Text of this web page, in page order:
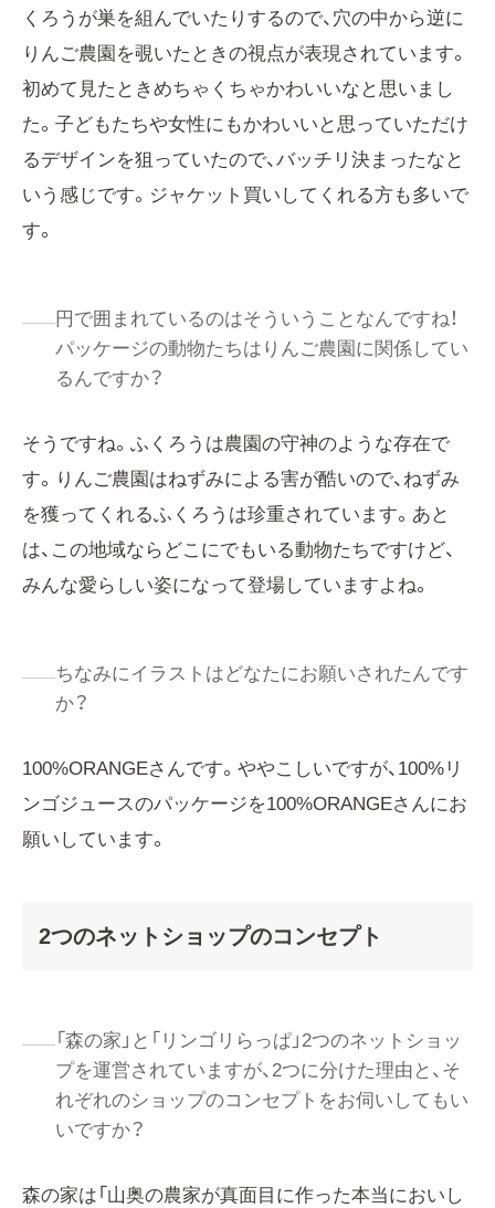
くろうが巣を組んでいたりするので、穴の中から逆に
りんご農園を覗いたときの視点が表現されています。
初めて見たときめちゃくちゃかわいいなと思いまし
た。子どもたちや女性にもかわいいと思っていただけ
るデザインを狙っていたので、バッチリ決まったなと
いう感じです。ジャケット買いしてくれる方も多いで
す。
円で囲まれているのはそういうことなんですね！
パッケージの動物たちはりんご農園に関係してい
るんですか？
そうですね。ふくろうは農園の守神のような存在で
す。りんご農園はねずみによる害が酷いので、ねずみ
を獲ってくれるふくろうは珍重されています。あと
は、この地域ならどこにでもいる動物たちですけど、
みんな愛らしい姿になって登場していますよね。
ちなみにイラストはどなたにお願いされたんです
か？
100%ORANGEさんです。ややこしいですが、100%リ
ンゴジュースのパッケージを100%ORANGEさんにお
願いしています。
2つのネットショップのコンセプト
「森の家」と「リンゴリらっぱ」2つのネットショッ
プを運営されていますが、2つに分けた理由と、そ
れぞれのショップのコンセプトをお伺いしてもい
いですか？
森の家は「山奥の農家が真面目に作った本当においし